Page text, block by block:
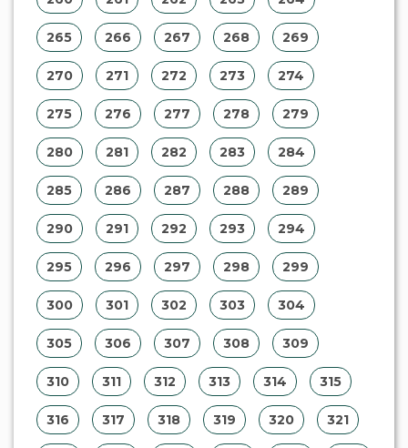
265 266 267 268 269
270 271 272 273 274
275 276 277 278 279
280 281 282 283 284
285 286 287 288 289
290 291 292 293 294
295 296 297 298 299
300 301 302 303 304
305 306 307 308 309
310 311 312 313 314 315
316 317 318 319 320 321